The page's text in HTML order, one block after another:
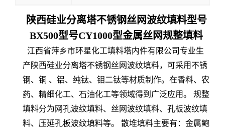
陕西硅业分离塔不锈钢丝网波纹填料型号
BX500型号CY1000型金属丝网规整填料
江西省萍乡市环星化工填料塔内件有限公司专业生
产陕西硅业分离塔不锈钢丝网波纹填料，可采用不锈
钢、铜 、铝、纯钛、钼二钛等材质制作。在香料、农
药、精细化工、石油化工等领域得到广泛应用。 规整
填料分为网孔波纹填料、丝网波纹填料、孔板波纹填
料、压延孔板波纹填料等。 散堆填料主要有：金属鲍